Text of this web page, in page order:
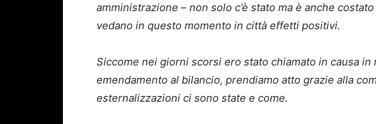
amministrazione – non solo c’è stato ma è anche
vedano in questo momento in città effetti positivi.
Siccome nei giorni scorsi ero stato chiamato in causa
emendamento al bilancio, prendiamo atto grazie alla
esternalizzazioni ci sono state e come.